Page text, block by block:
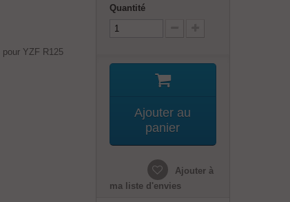
YZF R125
Quantité
Ajouter au
panier
Ajouter à
ma liste d'envies